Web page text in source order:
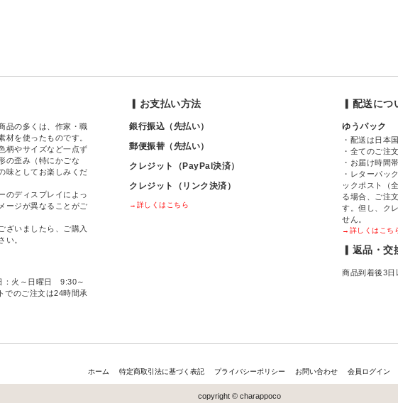
品の多くは、作家・職
材を使ったものです。
柄やサイズなど一点ず
の歪み（特にかごな
味としてお楽しみくだ
のディスプレイによっ
ージが異なることがご
ざいましたら、ご購入
い。
：火～日曜日 9:30～
でのご注文は24時間承
▎お支払い方法
銀行振込（先払い）
郵便振替（先払い）
クレジット（PayPal決済）
クレジット（リンク決済）
→詳しくはこちら
▎配送につ
ゆうパック
・配送は日本
・全てのご注
・お届け時間
・レターパッ
ックポスト（
る場合、ご注
す。但し、ク
せん。
→詳しくはこち
▎返品・交
商品到着後3日
ホーム 特定商取引法に基づく表記 プライバシーポリシー お問い合わせ 会員ログイン
copyright © charappoco